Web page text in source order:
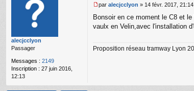
alecjcclyon
Passager
Messages : 2149
Inscription : 27 juin 2016,
12:13
e
s
g
l
par alecjcclyon » 14 févr. 2017, 21:14
Bonsoir en ce moment le C8 et
vaulx en Velin,avec l'installation
Proposition réseau tramway Lyon